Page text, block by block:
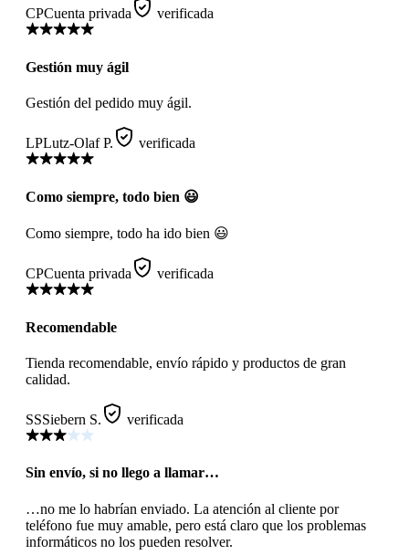
CPCuenta privada verificada
Gestión muy ágil
Gestión del pedido muy ágil.
LPLutz-Olaf P. verificada
Como siempre, todo bien 😃
Como siempre, todo ha ido bien 😃
CPCuenta privada verificada
Recomendable
Tienda recomendable, envío rápido y productos de gran
calidad.
SSSiebern S. verificada
Sin envío, si no llego a llamar…
…no me lo habrían enviado. La atención al cliente por
teléfono fue muy amable, pero está claro que los problemas
informáticos no los pueden resolver.